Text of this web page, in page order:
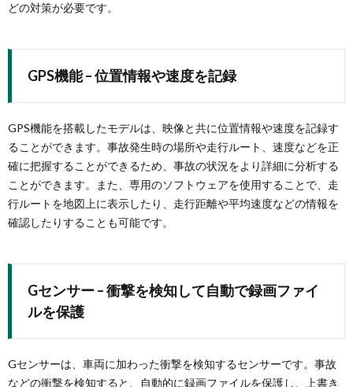
どの対策が必要です。
GPS機能 – 位置情報や速度を記録
GPS機能を搭載したモデルは、映像と共に位置情報や速度を記録す
ることができます。事故発生時の場所や走行ルート、速度などを正
確に把握することができるため、事故の状況をより詳細に分析する
ことができます。また、専用のソフトウェアを使用することで、走
行ルートを地図上に表示したり、走行距離や平均速度などの情報を
確認したりすることも可能です。
Gセンサー – 衝撃を検知して自動で録画ファイ
ルを保護
Gセンサーは、車両に加わった衝撃を検知するセンサーです。事故
などの衝撃を検知すると、自動的に録画ファイルを保護し、上書き